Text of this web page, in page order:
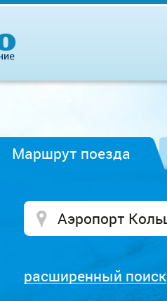
Маршрут поезда
расширенный поиск